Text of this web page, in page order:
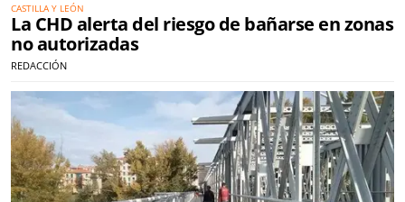
CASTILLA Y LEÓN
La CHD alerta del riesgo de bañarse en zonas
no autorizadas
REDACCIÓN